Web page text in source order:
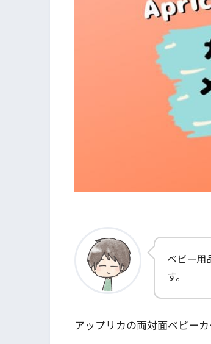
ベビー用
す。
アップリカの両対面ベビー